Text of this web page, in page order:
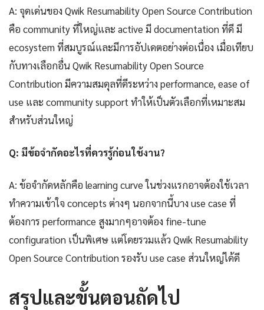
A: จุดเด่นของ Qwik Resumability Open Source Contribution
คือ community ที่ใหญ่และ active มี documentation ที่ดี มี
ecosystem ที่สมบูรณ์และมีการอัปเดตอย่างต่อเนื่อง เมื่อเทียบ
กับทางเลือกอื่น Qwik Resumability Open Source
Contribution มีความสมดุลที่ดีระหว่าง performance, ease of
use และ community support ทำให้เป็นตัวเลือกที่เหมาะสม
สำหรับส่วนใหญ่
Q: มีข้อจำกัดอะไรที่ควรรู้ก่อนใช้งาน?
A: ข้อจำกัดหลักคือ learning curve ในช่วงแรกอาจต้องใช้เวลา
ทำความเข้าใจ concepts ต่างๆ นอกจากนี้บาง use case ที่
ต้องการ performance สูงมากๆอาจต้อง fine-tune
configuration เป็นพิเศษ แต่โดยรวมแล้ว Qwik Resumability
Open Source Contribution รองรับ use case ส่วนใหญ่ได้ดี
สรุปและขั้นตอนถัดไป